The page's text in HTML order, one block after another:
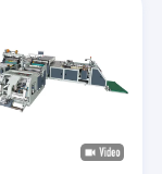
أشرطة فيديو